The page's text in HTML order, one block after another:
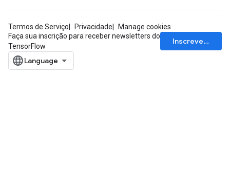
Termos de Serviço Privacidade
Manage cookies
Faça sua inscrição para receber newsletters do
TensorFlow
Inscrever-se